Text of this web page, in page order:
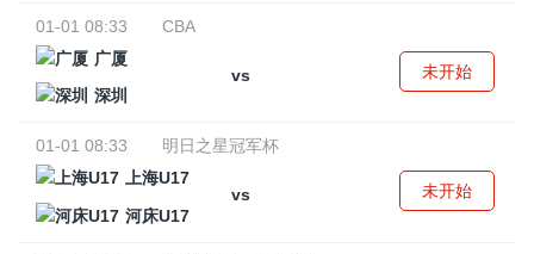
01-01 08:33
CBA
广厦
vs
深圳
未开始
01-01 08:33
明日之星冠军杯
上海U17
vs
河床U17
未开始